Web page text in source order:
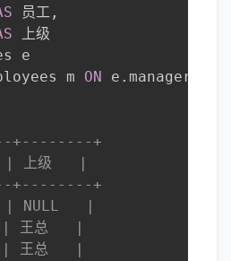
员工 ,
m ON e . manager_id
+--------+
上级   |
+--------+
NULL   |
王总   |
王总   |